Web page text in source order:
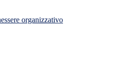
organizzativo